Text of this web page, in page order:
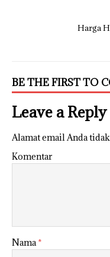
Harga
BE THE FIRST TO
Leave a Reply
Alamat email Anda
Komentar
Nama*